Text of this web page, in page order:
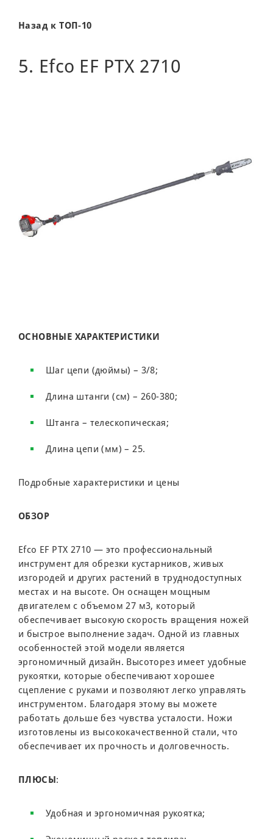
Назад к ТОП-10
5. Efco EF PTX 2710
ОСНОВНЫЕ ХАРАКТЕРИСТИКИ
Шаг цепи (дюймы) – 3/8;
Длина штанги (см) – 260-380;
Штанга – телескопическая;
Длина цепи (мм) – 25.
Подробные характеристики и цены
ОБЗОР
Efco EF PTX 2710 — это профессиональный
инструмент для обрезки кустарников, живых
изгородей и других растений в труднодоступных
местах и на высоте. Он оснащен мощным
двигателем с объемом 27 м3, который
обеспечивает высокую скорость вращения ножей
и быстрое выполнение задач. Одной из главных
особенностей этой модели является
эргономичный дизайн. Высоторез имеет удобные
рукоятки, которые обеспечивают хорошее
сцепление с руками и позволяют легко управлять
инструментом. Благодаря этому вы можете
работать дольше без чувства усталости. Ножи
изготовлены из высококачественной стали, что
обеспечивает их прочность и долговечность.
ПЛЮСЫ:
Удобная и эргономичная рукоятка;